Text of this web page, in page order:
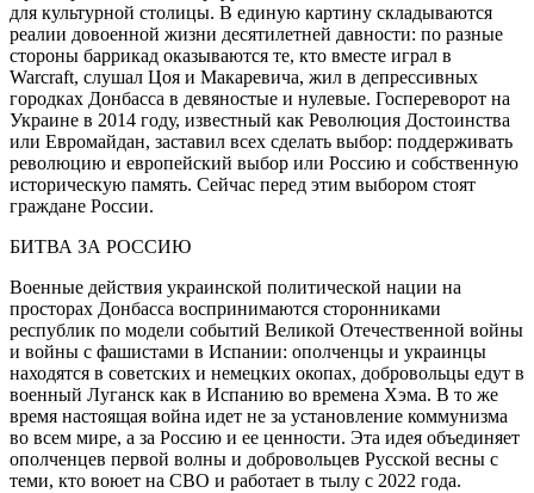
для культурной столицы. В единую картину складываются
реалии довоенной жизни десятилетней давности: по разные
стороны баррикад оказываются те, кто вместе играл в
Warcraft, слушал Цоя и Макаревича, жил в депрессивных
городках Донбасса в девяностые и нулевые. Госпереворот на
Украине в 2014 году, известный как Революция Достоинства
или Евромайдан, заставил всех сделать выбор: поддерживать
революцию и европейский выбор или Россию и собственную
историческую память. Сейчас перед этим выбором стоят
граждане России.
БИТВА ЗА РОССИЮ
Военные действия украинской политической нации на
просторах Донбасса воспринимаются сторонниками
республик по модели событий Великой Отечественной войны
и войны с фашистами в Испании: ополченцы и украинцы
находятся в советских и немецких окопах, добровольцы едут в
военный Луганск как в Испанию во времена Хэма. В то же
время настоящая война идет не за установление коммунизма
во всем мире, а за Россию и ее ценности. Эта идея объединяет
ополченцев первой волны и добровольцев Русской весны с
теми, кто воюет на СВО и работает в тылу с 2022 года.